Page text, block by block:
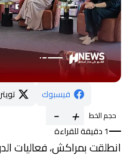
فيسبوك تويتر
حجم الخط +
-
1 دقيقة للقراءة